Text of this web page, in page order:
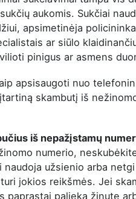
aukomis. Sukčiai
apsimetinėja
ar siūlo
pinigus ar asmens
apsisaugoti nuo
skambutį iš
iš nepažįstamų
numerio,
naudoja užsienio arba
jokios reikšmės. Jei
paprastai palieka žinutę